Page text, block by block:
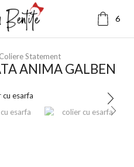
6
Coliere Statement
ANIMA GALBEN